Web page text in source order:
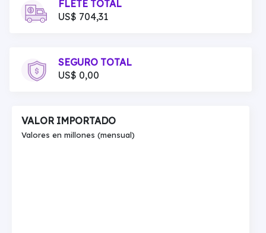
FLETE TOTAL
US$ 704,31
SEGURO TOTAL
US$ 0,00
VALOR IMPORTADO
Valores en millones (mensual)